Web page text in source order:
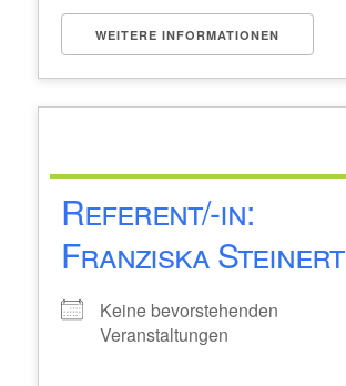
WEITERE INFORMATIONEN
Referent/-in:
Franziska Steinert
Keine bevorstehenden
Veranstaltungen